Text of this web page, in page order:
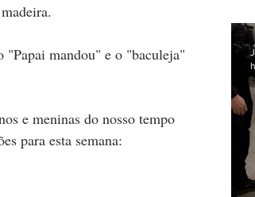
"Papai mandou" e o "baculeja"
e meninas do nosso tempo
para esta semana: